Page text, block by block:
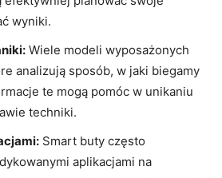
wyniki.
Wiele modeli wyposażonych
analizują sposób, w jaki biegamy
te mogą pomóc w unikaniu
techniki.
Smart buty często
aplikacjami na